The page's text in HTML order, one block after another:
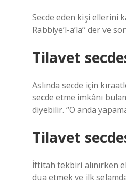
Secde eden kişi ellerini
Rabbiye’l-a’la” der ve
Tilavet
Aslında secde için
secde etme imkânı
diyebilir. “O anda
Tilavet
İftitah tekbiri alınırken
dua etmek ve ilk